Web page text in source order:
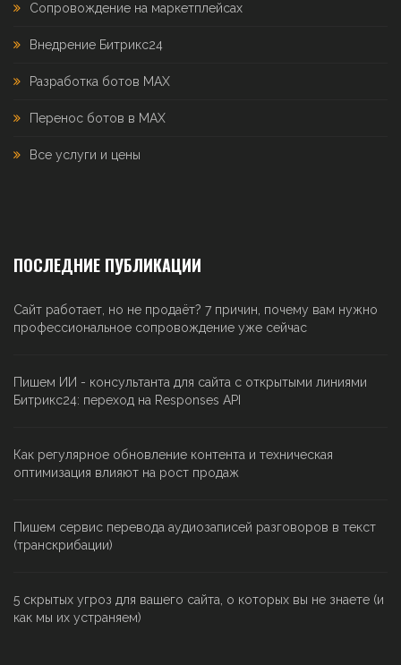
Сопровождение на маркетплейсах
Внедрение Битрикс24
Разработка ботов MAX
Перенос ботов в MAX
Все услуги и цены
ПОСЛЕДНИЕ ПУБЛИКАЦИИ
Сайт работает, но не продаёт? 7 причин, почему вам нужно
профессиональное сопровождение уже сейчас
Пишем ИИ - консультанта для сайта с открытыми линиями
Битрикс24: переход на Responses API
Как регулярное обновление контента и техническая
оптимизация влияют на рост продаж
Пишем сервис перевода аудиозаписей разговоров в текст
(транскрибации)
5 скрытых угроз для вашего сайта, о которых вы не знаете (и
как мы их устраняем)